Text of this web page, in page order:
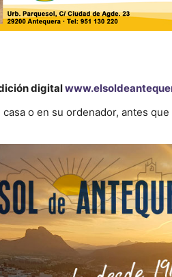
digital
o en su ordenador, antes que